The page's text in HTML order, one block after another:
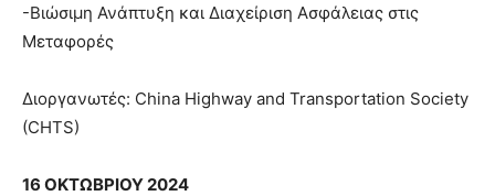
-Βιώσιμη Ανάπτυξη και Διαχείριση Ασφάλειας στις
Μεταφορές
Διοργανωτές: China Highway and Transportation Society
(CHTS)
16 ΟΚΤΩΒΡΙΟΥ 2024